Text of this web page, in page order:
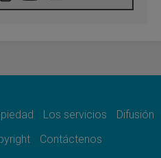
Respeto y
que no se rinde"
de Héroes" con el
General
Los servicios
Difusión
Contáctenos